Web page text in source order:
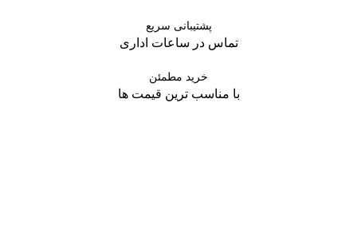
پشتیبانی سریع
تماس در ساعات اداری
خرید مطمئن
با مناسب ترین قیمت ها